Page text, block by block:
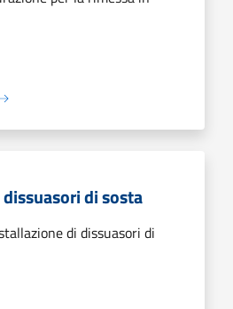
di sosta
di dissuasori di